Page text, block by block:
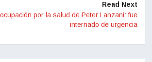
Read Next
por la salud de Peter Lanzani: fue
internado de urgencia